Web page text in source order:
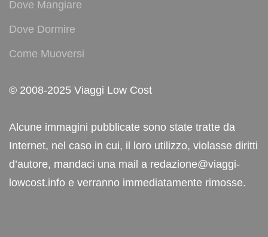
Dove Mangiare
Dove Dormire
Come Muoversi
© 2008-2025 Viaggi Low Cost
Alcune immagini pubblicate sono state tratte da
Internet, nel caso in cui, il loro utilizzo, violasse diritti
d’autore, mandaci una mail a redazione@viaggi-
lowcost.info e verranno immediatamente rimosse.